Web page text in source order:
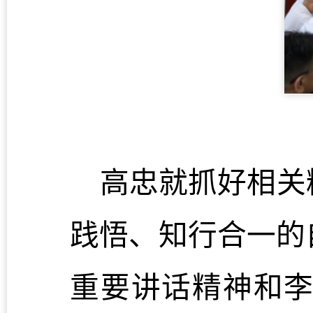
高忠就抓好相
践悟、知行合一
重要讲话精神和